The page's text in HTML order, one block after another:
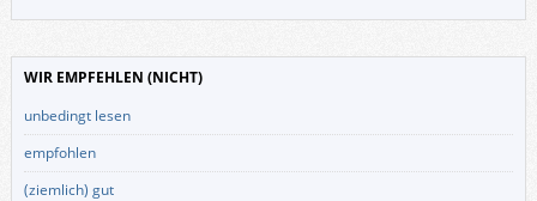
WIR EMPFEHLEN (NICHT)
unbedingt lesen
empfohlen
(ziemlich) gut